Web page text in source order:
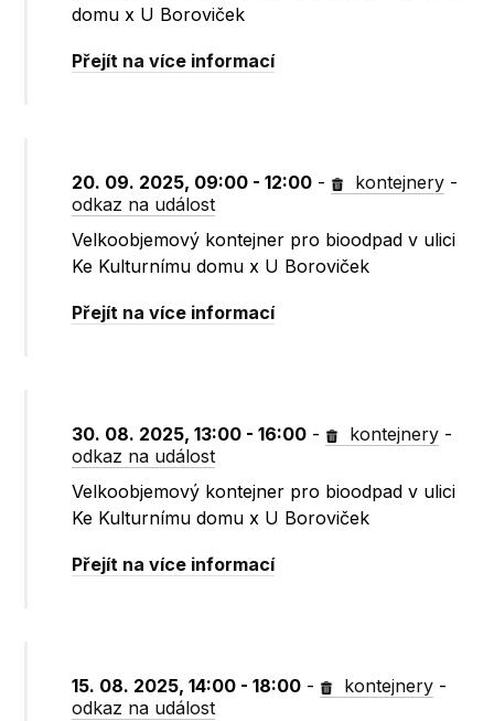
domu x U Boroviček
Přejít na více informací
20. 09. 2025, 09:00 - 12:00 - kontejnery -
odkaz na událost
Velkoobjemový kontejner pro bioodpad v ulici
Ke Kulturnímu domu x U Boroviček
Přejít na více informací
30. 08. 2025, 13:00 - 16:00 - kontejnery -
odkaz na událost
Velkoobjemový kontejner pro bioodpad v ulici
Ke Kulturnímu domu x U Boroviček
Přejít na více informací
15. 08. 2025, 14:00 - 18:00 - kontejnery -
odkaz na událost